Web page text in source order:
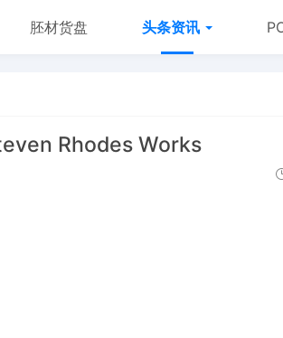
胚材货盘 头条资讯
Rhodes Works